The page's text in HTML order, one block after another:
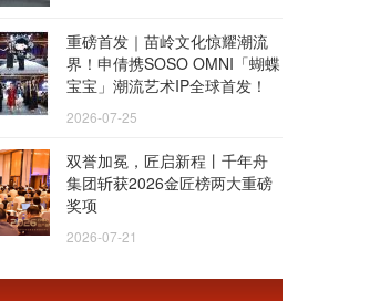
重磅首发｜苗岭文化惊耀潮流
界！申倩携SOSO OMNI「蝴蝶
宝宝」潮流艺术IP全球首发！
2026-07-25
双誉加冕，匠启新程丨千年舟
集团斩获2026金匠榜两大重磅
奖项
2026-07-21